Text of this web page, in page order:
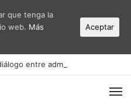
que tenga la
web. Más
Aceptar